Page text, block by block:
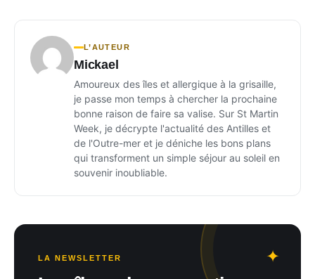
L’AUTEUR
Mickael
Amoureux des îles et allergique à la grisaille,
je passe mon temps à chercher la prochaine
bonne raison de faire sa valise. Sur St Martin
Week, je décrypte l'actualité des Antilles et
de l'Outre-mer et je déniche les bons plans
qui transforment un simple séjour au soleil en
souvenir inoubliable.
LA NEWSLETTER